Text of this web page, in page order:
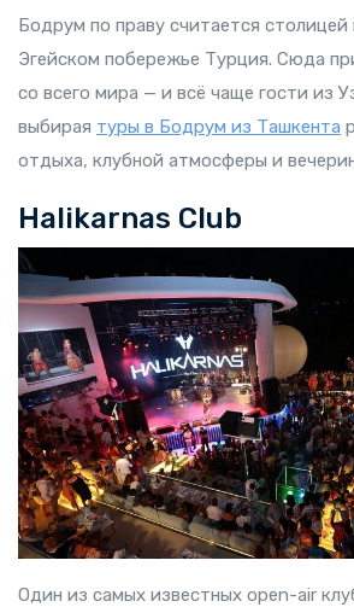
Бодрум по праву считается
Эгейском побережье Турция. Сюда
со всего мира — и всё чаще гости из
выбирая туры в Бодрум из Ташкента
отдыха, клубной атмосферы и
Halikarnas Club
Один из самых известных open-air